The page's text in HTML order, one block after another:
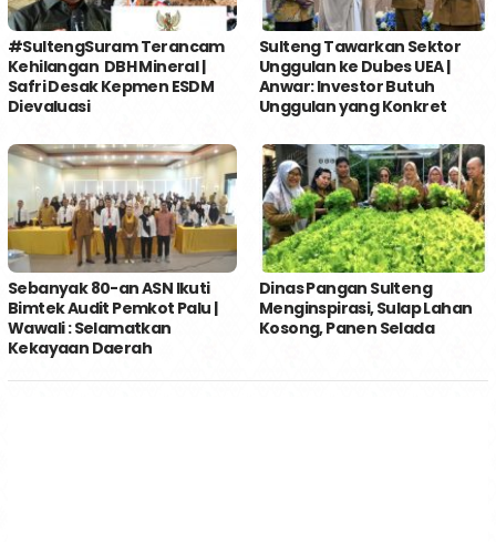
#SultengSuram Terancam
Kehilangan DBH Mineral |
Safri Desak Kepmen ESDM
Dievaluasi
Sulteng Tawarkan Sektor
Unggulan ke Dubes UEA |
Anwar: Investor Butuh
Unggulan yang Konkret
Sebanyak 80-an ASN Ikuti
Bimtek Audit Pemkot Palu |
Wawali : Selamatkan
Kekayaan Daerah
Dinas Pangan Sulteng
Menginspirasi, Sulap Lahan
Kosong, Panen Selada